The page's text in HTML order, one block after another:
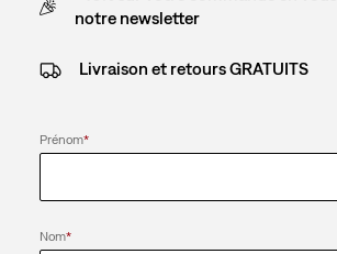
notre newsletter
Livraison et retours GRATUITS
Prénom*
Nom*